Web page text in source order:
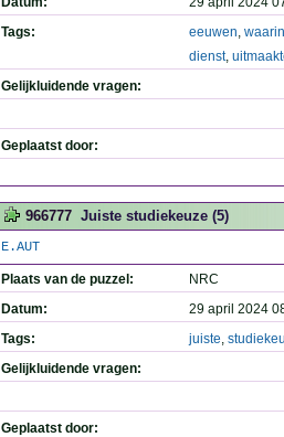
Tags:
eeuwen, waarin
dienst,
Gelijkluidende vragen:
Geplaatst door:
966777 Juiste studiekeuze (5)
E.AUT
Plaats van de puzzel:
NRC
Datum:
29 april 2024
Tags:
juiste,
Gelijkluidende vragen:
Geplaatst door: